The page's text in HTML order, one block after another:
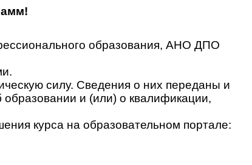
образования, АНО ДПО
силу. Сведения о них переданы и
и (или) о квалификации,
курса на образовательном портале: